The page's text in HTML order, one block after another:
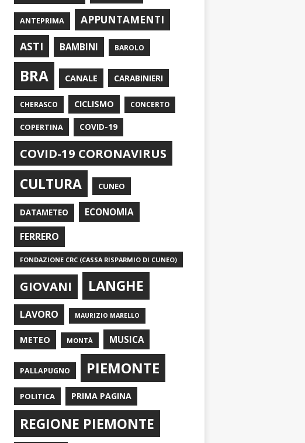
ANTEPRIMA
APPUNTAMENTI
ASTI
BAMBINI BAROLO
BRA CANALE CARABINIERI
CHERASCO CICLISMO CONCERTO
COPERTINA COVID-19
COVID-19 CORONAVIRUS
CULTURA CUNEO
DATAMETEO ECONOMIA
FERRERO
FONDAZIONE CRC (CASSA RISPARMIO DI CUNEO)
GIOVANI LANGHE
LAVORO MAURIZIO MARELLO
METEO MONTÀ MUSICA
PALLAPUGNO PIEMONTE
POLITICA PRIMA PAGINA
REGIONE PIEMONTE